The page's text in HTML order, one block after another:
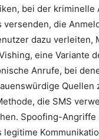
bei der kriminelle
versenden, die
dazu verleiten,
eine Variante
Anrufe, bei
Quellen
die SMS
Spoofing-Angriffe
legitime